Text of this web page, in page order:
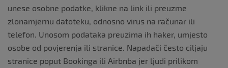
unese osobne podatke, klikne na link ili preuzme
zlonamjernu datoteku, odnosno virus na računar ili
telefon. Unosom podataka preuzima ih haker, umjesto
osobe od povjerenja ili stranice. Napadači često ciljaju
stranice poput Bookinga ili Airbnba jer ljudi prilikom